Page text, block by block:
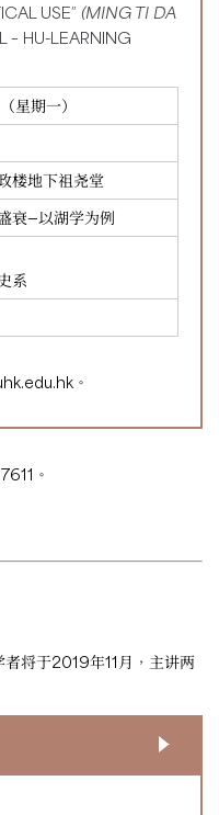
USE” (MING TI DA
– HU-LEARNING
星期一）
楼地下祖尧堂
衰—以湖学为例
系
。
。
将于2019年11月，主讲两